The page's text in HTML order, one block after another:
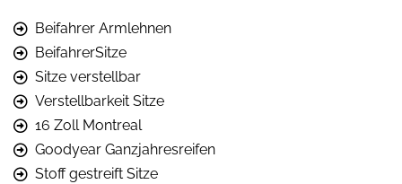
Beifahrer Armlehnen
BeifahrerSitze
Sitze verstellbar
Verstellbarkeit Sitze
16 Zoll Montreal
Goodyear Ganzjahresreifen
Stoff gestreift Sitze